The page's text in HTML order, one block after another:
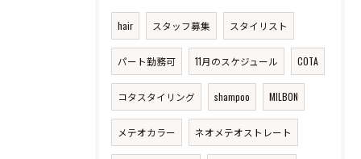
hair スタッフ募集 スタイリスト
パート勤務可 11月のスケジュール COTA
コタスタイリング shampoo MILBON
メテオカラー ネオメテオストレート